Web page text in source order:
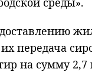
передача
на сумму 2,7